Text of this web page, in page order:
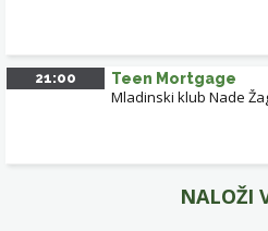
21:00 Teen Mortgage
Mladinski klub Nade
NALOŽI